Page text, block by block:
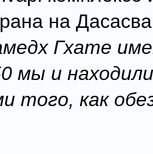
на
Гхате
мы и
того, как